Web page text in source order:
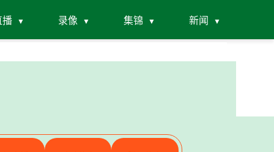
播 录像 集锦 新闻